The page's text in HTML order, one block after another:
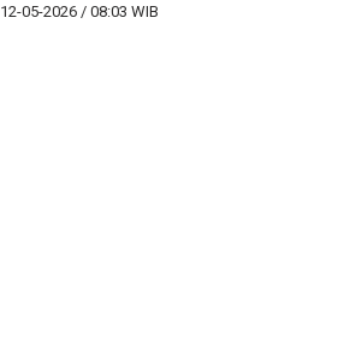
12-05-2026 / 08:03 WIB